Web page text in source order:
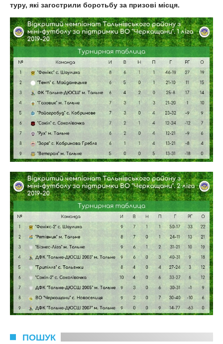
туру, які загострили боротьбу за призові місця.
ПОШУК